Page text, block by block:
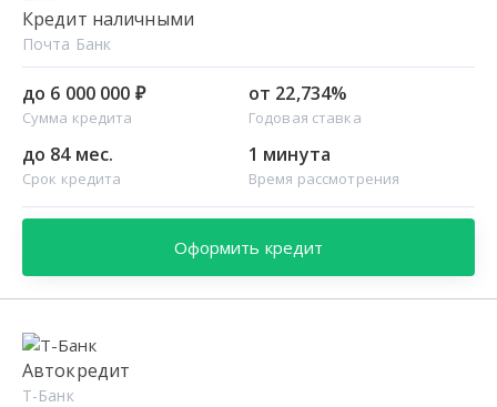
Кредит наличными
Почта Банк
до 6 000 000 ₽
Сумма кредита
от 22,734%
Годовая ставка
до 84 мес.
Срок кредита
1 минута
Время рассмотрения
Оформить кредит
Автокредит
Т-Банк